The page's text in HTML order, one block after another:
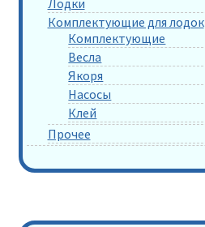
Комплектующие для лодок
Комплектующие
Весла
Якоря
Насосы
Клей
Прочее